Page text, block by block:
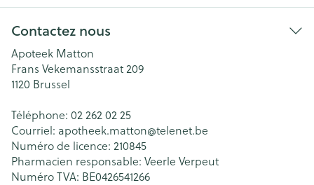
Contactez nous
Apoteek Matton
Frans Vekemansstraat 209
1120 Brussel
Téléphone: 02 262 02 25
Courriel: apotheek.matton@telenet.be
Numéro de licence: 210845
Pharmacien responsable: Veerle Verpeut
Numéro TVA: BE0426541266